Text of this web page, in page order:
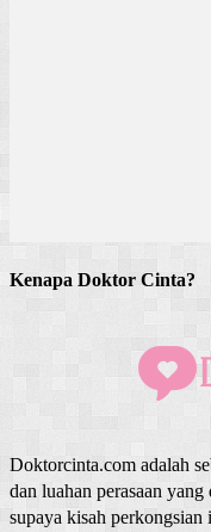
Kenapa Doktor Cinta?
Doktorcinta.com adalah
dan luahan perasaan
supaya kisah